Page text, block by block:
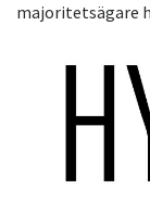
majoritetsägare